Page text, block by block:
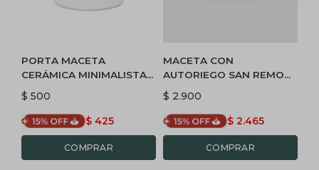
PORTA MACETA
CERÁMICA MINIMALISTA
XS - BLANCA
$ 500
$ 425
MACETA CON
AUTORIEGO SAN REMO
30 BRILLO - BLANCO
$ 2.900
$ 2.465